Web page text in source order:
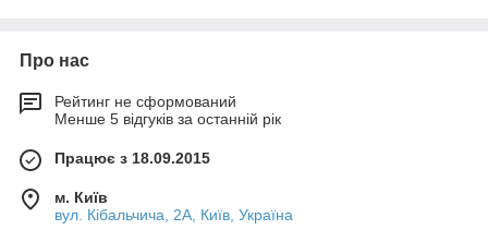
Про нас
Рейтинг не сформований
Менше 5 відгуків за останній рік
Працює з 18.09.2015
м. Київ
вул. Кібальчича, 2А, Київ, Україна